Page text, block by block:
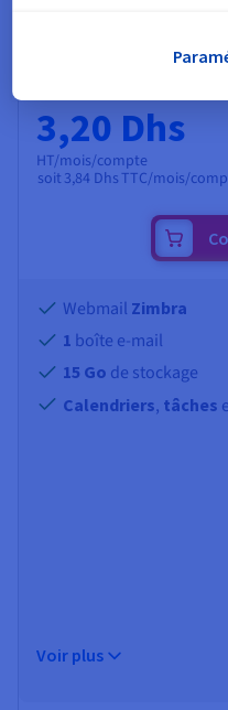
Créez votre première
3,20 Dhs
HT/mois/compte
soit 3,84 DhsTTC/mois/
Webmail Zimbra
1 boîte e-mail
15 Go de stockage
Calendriers, tâches
Voir plus